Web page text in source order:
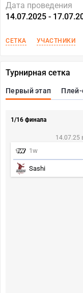
Дата проведения
14.07.2025 -
СЕТКА УЧАСТНИКИ
Турнирная сетка
Первый этап
1/16 финала
14.07.25
1w
Sashi